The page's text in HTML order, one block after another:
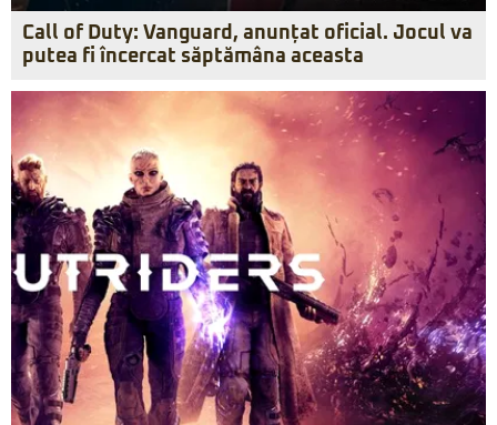
Call of Duty: Vanguard, anunțat oficial. Jocul va
putea fi încercat săptămâna aceasta